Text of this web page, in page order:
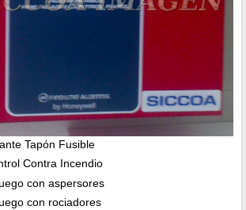
Tapón Fusible
Contra Incendio
con aspersores
con rociadores